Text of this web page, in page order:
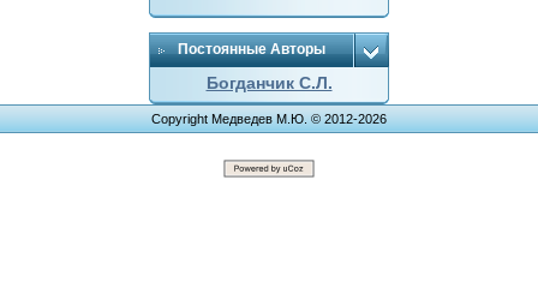
Постоянные Авторы
Богданчик С.Л.
Copyright Медведев М.Ю. © 2012-2026